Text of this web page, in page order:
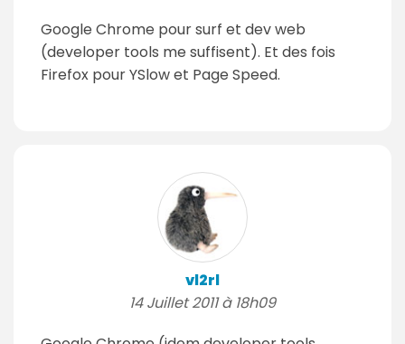
Google Chrome pour surf et dev web
(developer tools me suffisent). Et des fois
Firefox pour YSlow et Page Speed.
vl2rl
14 Juillet 2011 à 18h09